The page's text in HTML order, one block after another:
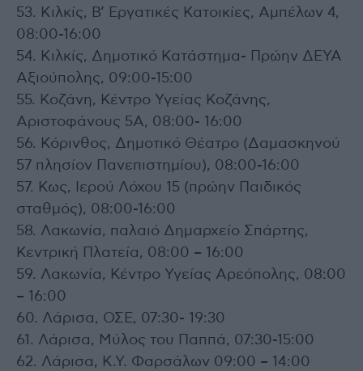
53. Κιλκίς, Β’ Εργατικές Κατοικίες, Αμπέλων 4,
08:00-16:00
54. Κιλκίς, Δημοτικό Κατάστημα- Πρώην ΔΕΥΑ
Αξιούπολης, 09:00-15:00
55. Κοζάνη, Κέντρο Υγείας Κοζάνης,
Αριστοφάνους 5Α, 08:00- 16:00
56. Κόρινθος, Δημοτικό Θέατρο (Δαμασκηνού
57 πλησίον Πανεπιστημίου), 08:00-16:00
57. Κως, Ιερού Λόχου 15 (πρώην Παιδικός
σταθμός), 08:00-16:00
58. Λακωνία, παλαιό Δημαρχείο Σπάρτης,
Κεντρική Πλατεία, 08:00 – 16:00
59. Λακωνία, Κέντρο Υγείας Αρεόπολης, 08:00
– 16:00
60. Λάρισα, ΟΣΕ, 07:30- 19:30
61. Λάρισα, Μύλος του Παππά, 07:30-15:00
62. Λάρισα, Κ.Υ. Φαρσάλων 09:00 – 14:00